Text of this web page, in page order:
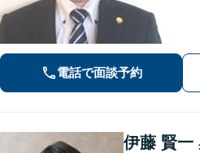
りま
電話で面談予約
伊藤 賢一